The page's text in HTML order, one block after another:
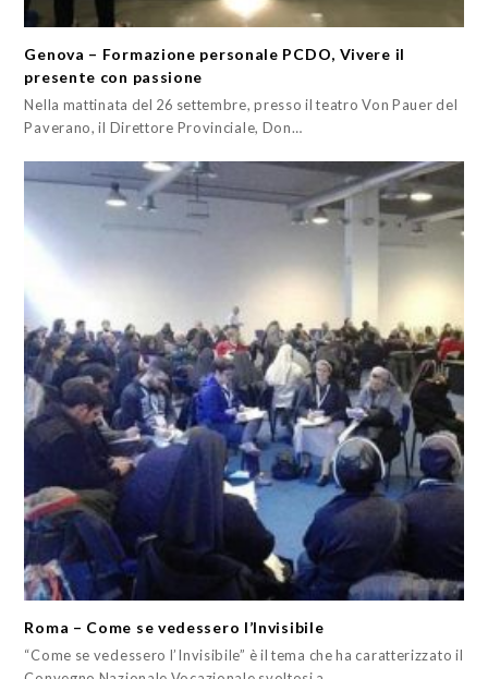
Genova – Formazione personale PCDO, Vivere il
presente con passione
Nella mattinata del 26 settembre, presso il teatro Von Pauer del
Paverano, il Direttore Provinciale, Don…
Roma – Come se vedessero l’Invisibile
“Come se vedessero l’Invisibile” è il tema che ha caratterizzato il